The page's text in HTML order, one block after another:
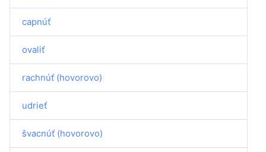
capnúť
ovaliť
rachnúť (hovorovo)
udrieť
švacnúť (hovorovo)